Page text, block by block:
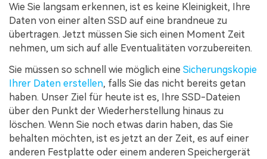
Wie Sie langsam erkennen, ist es keine Kleinigkeit, Ihre
Daten von einer alten SSD auf eine brandneue zu
übertragen. Jetzt müssen Sie sich einen Moment Zeit
nehmen, um sich auf alle Eventualitäten vorzubereiten.
Sie müssen so schnell wie möglich eine Sicherungskopie
Ihrer Daten erstellen, falls Sie das nicht bereits getan
haben. Unser Ziel für heute ist es, Ihre SSD-Dateien
über den Punkt der Wiederherstellung hinaus zu
löschen. Wenn Sie noch etwas darin haben, das Sie
behalten möchten, ist es jetzt an der Zeit, es auf einer
anderen Festplatte oder einem anderen Speichergerät